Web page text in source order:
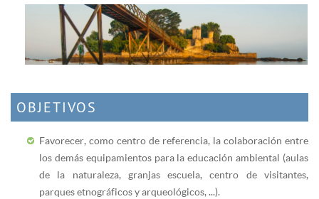
OBJETIVOS
Favorecer, como centro de referencia, la colaboración entre
los demás equipamientos para la educación ambiental (aulas
de la naturaleza, granjas escuela, centro de visitantes,
parques etnográficos y arqueológicos, ...).